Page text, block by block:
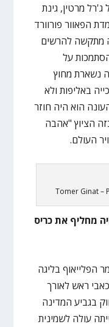
מרטין, גינת
הפאוור פורוורד
מתקשה להרשים
על
נשארת מחוץ
באליפות ולא
הוא היה חוזר
הציוץ "אהבה
העולם.
Tomer Ginat –
מחליף את כריס
הפלייאוף בליגה
ראש לאורך
בגביע המדינה
עולה לשמינית